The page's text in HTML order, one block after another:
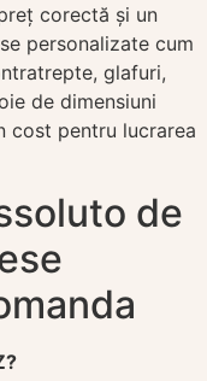
corectă și un
personalizate cum
glafuri,
de dimensiuni
cost pentru lucrarea
de